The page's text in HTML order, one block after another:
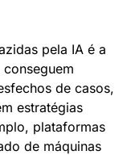
conseguem
de casos,
estratégias
plataformas
de máquinas